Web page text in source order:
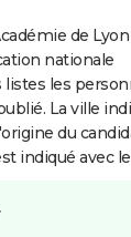
de
nationale
listes les
La ville
du
indiqué avec